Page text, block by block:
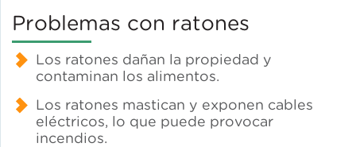
Acelerador de trabajos en
energía limpia
Problemas con ratones
Los ratones dañan la propiedad y
contaminan los alimentos.
Los ratones mastican y exponen cables
eléctricos, lo que puede provocar
incendios.